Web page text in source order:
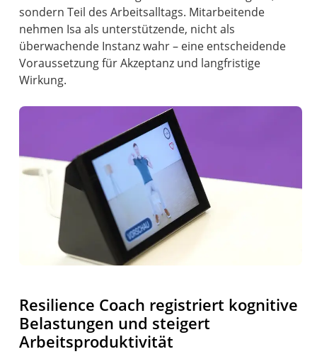
sondern Teil des Arbeitsalltags. Mitarbeitende
nehmen Isa als unterstützende, nicht als
überwachende Instanz wahr – eine entscheidende
Voraussetzung für Akzeptanz und langfristige
Wirkung.
Resilience Coach registriert kognitive
Belastungen und steigert
Arbeitsproduktivität